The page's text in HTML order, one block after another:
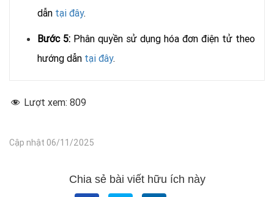
dẫn tại đây.
Bước 5: Phân quyền sử dụng hóa đơn điện tử theo
hướng dẫn tại đây.
Lượt xem: 809
Cập nhật 06/11/2025
Chia sẻ bài viết hữu ích này